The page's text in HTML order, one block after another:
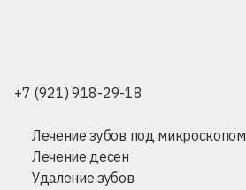
+7 (921) 918-29-18
Лечение зубов под микроскопом
Лечение десен
Удаление зубов